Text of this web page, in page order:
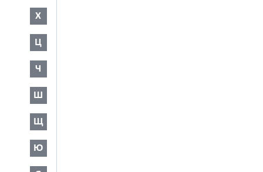
Х
Ц
Ч
Ш
Щ
Ю